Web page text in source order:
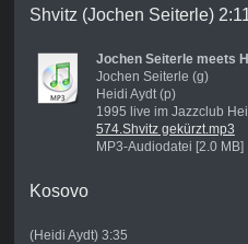
Shvitz (Jochen Seiterle)
Jochen Seiterle meets
Jochen Seiterle (g)
Heidi Aydt (p)
1995 live im Jazzclub
574.Shvitz gekürzt.mp3
MP3-Audiodatei [2.0 MB]
Kosovo
(Heidi Aydt) 3:35